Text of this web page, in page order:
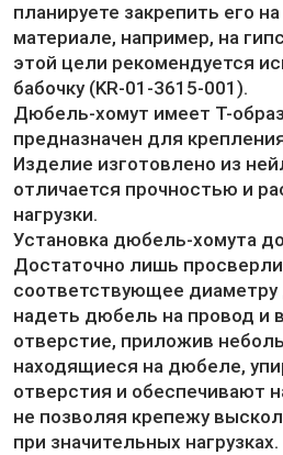
планируете закрепить его
материале, например, на
этой цели рекомендуется
бабочку (KR-01-3615-001).
Дюбель-хомут имеет Т-
предназначен для
Изделие изготовлено из
отличается прочностью и
нагрузки.
Установка дюбель-хомута
Достаточно лишь
соответствующее
надеть дюбель на провод и
отверстие, приложив
находящиеся на дюбеле,
отверстия и обеспечивают
не позволяя крепежу
при значительных нагрузках.